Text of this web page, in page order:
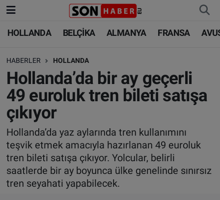
HOLLANDA BELÇİKA ALMANYA FRANSA
HABERLER HOLLANDA
Hollanda’da bir ay geçerli
49 euroluk tren bileti satışa
çıkıyor
Hollanda’da yaz aylarında tren kullanımını
teşvik etmek amacıyla hazırlanan 49 euroluk
tren bileti satışa çıkıyor. Yolcular, belirli
saatlerde bir ay boyunca ülke genelinde sınırsız
tren seyahati yapabilecek.
HOLLANDA
BELÇİKA
ALMANYA
FRANSA
AVUSTURYA
SAĞLIK - YAŞAM
BİLİM-TEKNOLOJİ
HOLLANDA
BELÇİKA
ALMANYA
TÜRKİYE
DÜNYA
BİLİM-TEKNOLOJİ
SAĞLIK
Nöbetçi Eczaneler
Hava Durumu
Trafik Durumu
Süper Lig Puan Durumu ve Fikstür
Tüm Manşetler
Son Dakika Haberleri
Haber Arşivi